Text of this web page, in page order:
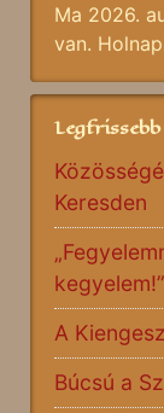
Ma 2026.
van. Holnap
Keresden
kegyelem!”
A
Búcsú a